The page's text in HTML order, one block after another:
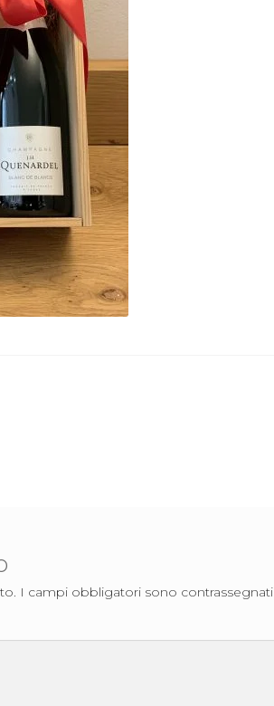
I campi obbligatori sono contrassegnati